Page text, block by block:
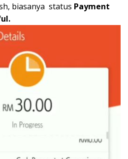
biasanya status Payment